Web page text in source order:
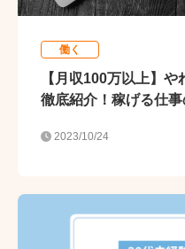
働く
【月収100万以上】
徹底紹介！稼げる仕
2023/10/24